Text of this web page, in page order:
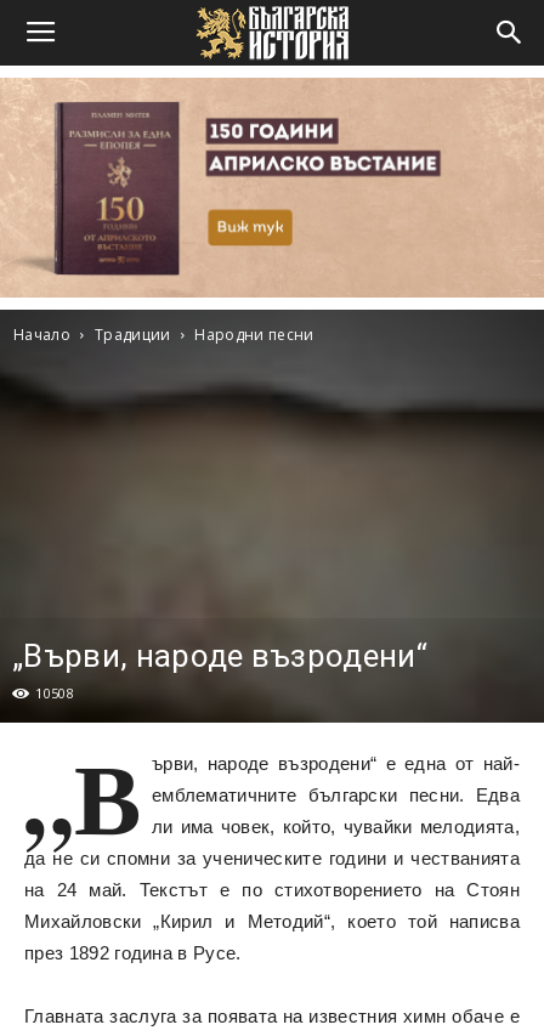
Начало Традиции Народни песни
„Върви, народе възродени“
10508
„В
ърви, народе възродени“ е една от най-
емблематичните български песни. Едва
ли има човек, който, чувайки мелодията,
да не си спомни за ученическите години и честванията
на 24 май. Текстът е по стихотворението на Стоян
Михайловски „Кирил и Методий“, което той написва
през 1892 година в Русе.
Главната заслуга за появата на известния химн обаче е